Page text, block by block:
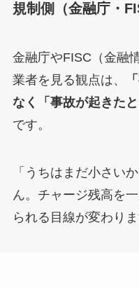
規制側（金融庁・
金融庁やFISC（金融
業者を見る観点は、
なく「事故が起きた
です。
「うちはまだ小さい
ん。チャージ残高を
られる目線が変わりま